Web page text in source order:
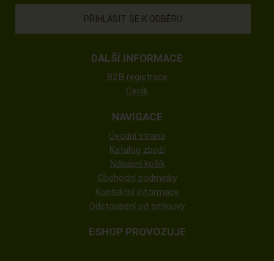
DALŠÍ INFORMACE
B2B registrace
Ceník
NAVIGACE
Úvodní strana
Katalog zboží
Nákupní košík
Obchodní podmínky
Kontaktní informace
Odstoupení od smlouvy
ESHOP PROVOZUJE